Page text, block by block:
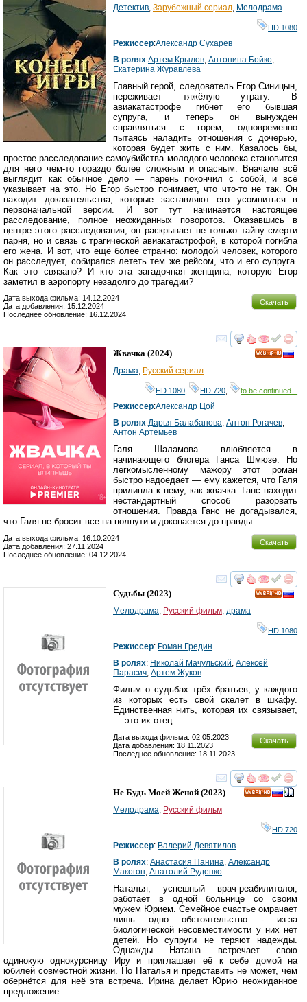
Детектив Зарубежный сериал Мелодрама
HD 1080
Режиссер:Александр Сухарев
В ролях:Артем Крылов Антонина Бойко
Екатерина Журавлева
Главный герой, следователь Егор Синицын,
переживает тяжёлую утрату. В
авиакатастрофе гибнет его бывшая
супруга, и теперь он вынужден
справляться с горем, одновременно
пытаясь наладить отношения с дочерью,
которая будет жить с ним. Казалось бы,
простое расследование самоубийства молодого человека становится
для него чем-то гораздо более сложным и опасным. Вначале всё
выглядит как обычное дело — парень покончил с собой, и всё
указывает на это. Но Егор быстро понимает, что что-то не так. Он
находит доказательства, которые заставляют его усомниться в
первоначальной версии. И вот тут начинается настоящее
расследование, полное неожиданных поворотов. Оказавшись в
центре этого расследования, он раскрывает не только тайну смерти
парня, но и связь с трагической авиакатастрофой, в которой погибла
его жена. И вот, что ещё более странно: молодой человек, которого
он расследует, собирался лететь тем же рейсом, что и его супруга.
Как это связано? И кто эта загадочная женщина, которую Егор
заметил в аэропорту незадолго до трагедии?
Скачать
Дата выхода фильма: 14.12.2024
Дата добавления: 15.12.2024
Последнее обновление: 16.12.2024
смотреть
Жвачка (2024)
Драма, Русский сериал
HD 1080 HD 720 to be continued...
Режиссер:Александр Цой
В ролях:Дарья Балабанова, Антон Рогачев,
Антон Артемьев
Галя Шаламова влюбляется в
начинающего блогера Ганса Шмюзе. Но
легкомысленному мажору этот роман
быстро надоедает — ему кажется, что Галя
прилипла к нему, как жвачка. Ганс находит
нестандартный способ разорвать
отношения. Правда Ганс не догадывался,
что Галя не бросит все на полпути и докопается до правды...
Скачать
Дата выхода фильма: 16.10.2024
Дата добавления: 27.11.2024
Последнее обновление: 04.12.2024
смотреть
Судьбы (2023)
Мелодрама, Русский фильм, драма
HD 1080
Режиссер: Роман Гредин
В ролях: Николай Мачульский, Алексей
Парасич, Артем Жуков
Фильм о судьбах трёх братьев, у каждого
из которых есть свой скелет в шкафу.
Единственная нить, которая их связывает,
— это их отец.
Скачать
Дата выхода фильма: 02.05.2023
Дата добавления: 18.11.2023
Последнее обновление: 18.11.2023
смотреть
Не Будь Моей Женой (2023)
Мелодрама, Русский фильм
HD 720
Режиссер: Валерий Девятилов
В ролях: Анастасия Панина, Александр
Макогон, Анатолий Руденко
Наталья, успешный врач-реабилитолог,
работает в одной больнице со своим
мужем Юрием. Семейное счастье омрачает
лишь одно обстоятельство - из-за
биологической несовместимости у них нет
детей. Но супруги не теряют надежды.
Однажды Наташа встречает свою
одинокую однокурсницу Иру и приглашает её к себе домой на
юбилей совместной жизни. Но Наталья и представить не может, чем
обернётся для неё эта встреча. Ирина делает Юрию неожиданное
предложение.